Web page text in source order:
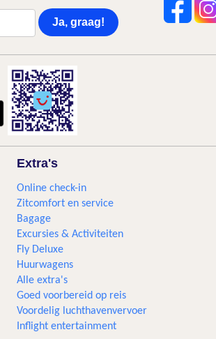
Ja, graag!
Extra's
Online check-in
Zitcomfort en service
Bagage
Excursies & Activiteiten
Fly Deluxe
Huurwagens
Alle extra's
Goed voorbereid op reis
Voordelig luchthavenvervoer
Inflight entertainment